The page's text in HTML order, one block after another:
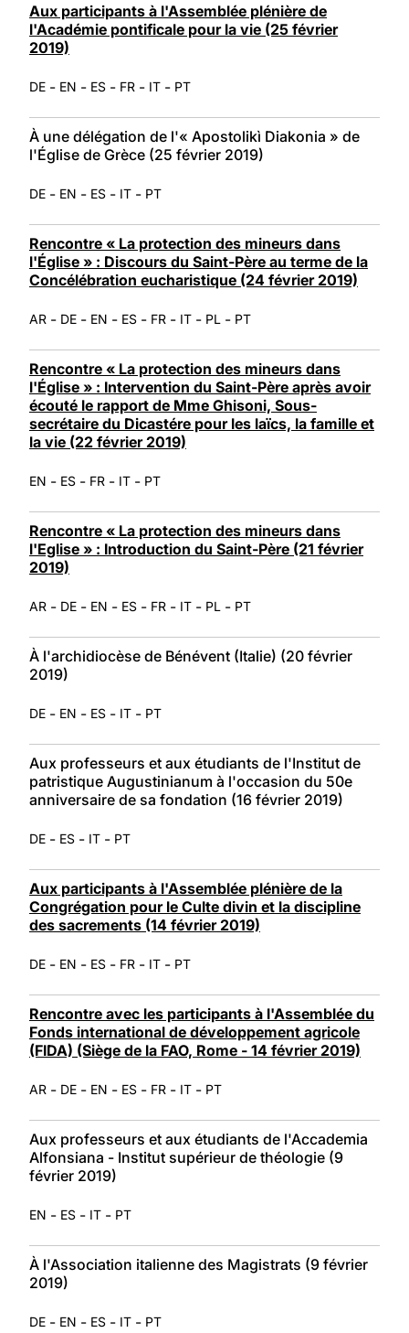
Aux participants à l'Assemblée plénière de
l'Académie pontificale pour la vie (25 février
2019)
DE - EN - ES - FR - IT - PT
À une délégation de l'« Apostolikì Diakonia » de
l'Église de Grèce (25 février 2019)
DE - EN - ES - IT - PT
Rencontre « La protection des mineurs dans
l'Église » : Discours du Saint-Père au terme de la
Concélébration eucharistique (24 février 2019)
AR - DE - EN - ES - FR - IT - PL - PT
Rencontre « La protection des mineurs dans
l'Église » : Intervention du Saint-Père après avoir
écouté le rapport de Mme Ghisoni, Sous-
secrétaire du Dicastére pour les laïcs, la famille et
la vie (22 février 2019)
EN - ES - FR - IT - PT
Rencontre « La protection des mineurs dans
l'Eglise » : Introduction du Saint-Père (21 février
2019)
AR - DE - EN - ES - FR - IT - PL - PT
À l'archidiocèse de Bénévent (Italie) (20 février
2019)
DE - EN - ES - IT - PT
Aux professeurs et aux étudiants de l'Institut de
patristique Augustinianum à l'occasion du 50e
anniversaire de sa fondation (16 février 2019)
DE - ES - IT - PT
Aux participants à l'Assemblée plénière de la
Congrégation pour le Culte divin et la discipline
des sacrements (14 février 2019)
DE - EN - ES - FR - IT - PT
Rencontre avec les participants à l'Assemblée du
Fonds international de développement agricole
(FIDA) (Siège de la FAO, Rome - 14 février 2019)
AR - DE - EN - ES - FR - IT - PT
Aux professeurs et aux étudiants de l'Accademia
Alfonsiana - Institut supérieur de théologie (9
février 2019)
EN - ES - IT - PT
À l'Association italienne des Magistrats (9 février
2019)
DE - EN - ES - IT - PT